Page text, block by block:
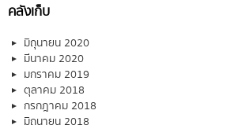
คลังเก็บ
มิถุนายน 2020
มีนาคม 2020
มกราคม 2019
ตุลาคม 2018
กรกฎาคม 2018